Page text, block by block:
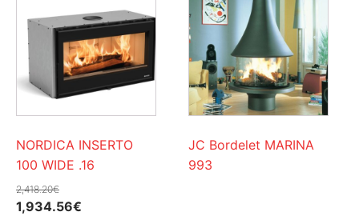
NORDICA INSERTO
100 WIDE .16
2,418.20€
Izvorna
1,934.56€
JC Bordelet MARINA
993